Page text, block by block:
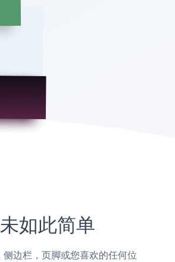
如此简单
边栏，页脚或您喜欢的任何位